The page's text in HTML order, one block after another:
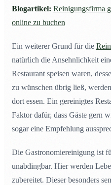
20Schritt 3: Grenzwert für
21Schritt 4: Verfahren für
22Schritt 5:
23Schritt 6: Dokumentation
24Wie läuft eine Kontrolle in
Blogartikel: Reinigungsfirma
online zu buchen
Ein weiterer Grund für die
natürlich die Ansehnlichkeit
Restaurant speisen waren,
zu wünschen übrig ließ,
dort essen. Ein gereinigtes
Faktor dafür, dass Gäste gern
sogar eine Empfehlung
Die Gastronomiereinigung ist
unabdingbar. Hier werden
zubereitet. Dieser besonders